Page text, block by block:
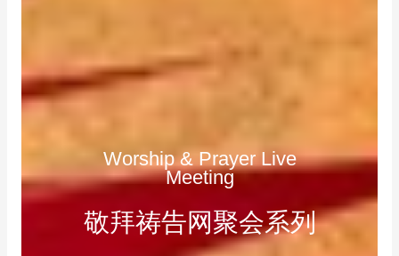
Worship & Prayer Live
Meeting
敬拜祷告网聚会系列